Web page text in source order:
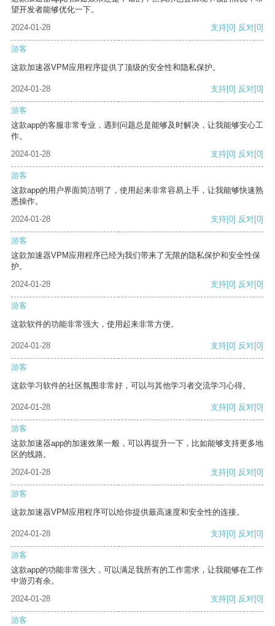
望开发者能够优化一下。
2024-01-28
支持[0] 反对[0]
游客
这款加速器VPM应用程序提供了顶级的安全性和隐私保护。
2024-01-28 支持[0] 反对[0]
游客
这款app的客服非常专业，遇到问题总是能够及时解决，让我能够安心工
作。
2024-01-28
支持[0] 反对[0]
游客
这款app的用户界面简洁明了，使用起来非常容易上手，让我能够快速熟
悉操作。
2024-01-28
支持[0] 反对[0]
游客
这款加速器VPM应用程序已经为我们带来了无限的隐私保护和安全性保
护。
2024-01-28
支持[0] 反对[0]
游客
这款软件的功能非常强大，使用起来非常方便。
2024-01-28 支持[0] 反对[0]
游客
这款学习软件的社区氛围非常好，可以与其他学习者交流学习心得。
2024-01-28 支持[0] 反对[0]
游客
这款加速器app的加速效果一般，可以再提升一下，比如能够支持更多地
区的线路。
2024-01-28
支持[0] 反对[0]
游客
这款加速器VPM应用程序可以给你提供最高速度和安全性的连接。
2024-01-28 支持[0] 反对[0]
游客
这款app的功能非常强大，可以满足我所有的工作需求，让我能够在工作
中游刃有余。
2024-01-28
支持[0] 反对[0]
游客